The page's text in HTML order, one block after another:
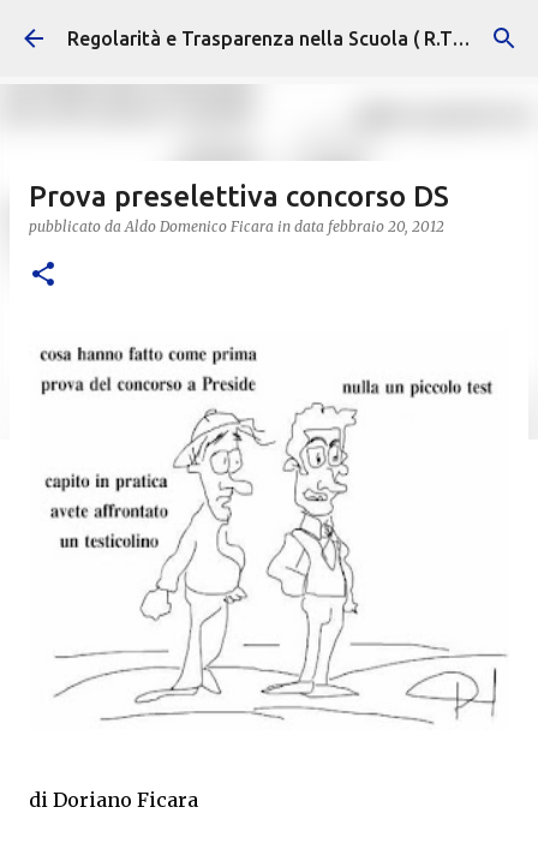
Passa ai contenuti principali Regolarità e Trasparenza nella Scuola ( R.T.S. )
Prova preselettiva concorso DS
pubblicato daAldo Domenico Ficara in data febbraio 20, 2012
di Doriano Ficara